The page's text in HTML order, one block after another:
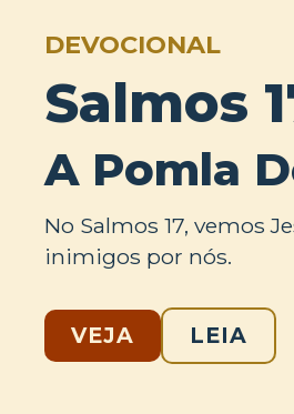
DEVOCIONAL
Salmos
A Pomla
No Salmos 17, vemos
inimigos por nós.
VEJA LEIA